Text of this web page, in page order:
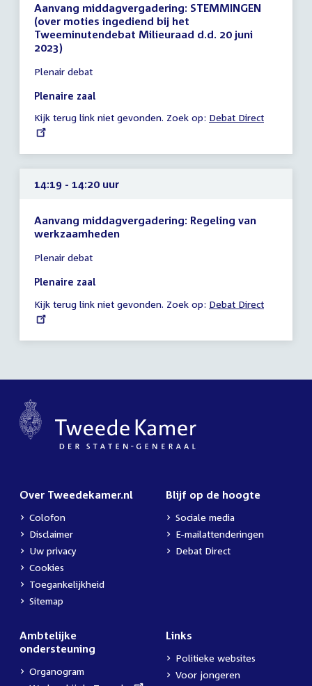
Aanvang middagvergadering: STEMMINGEN
(over moties ingediend bij het
Tweeminutendebat Milieuraad d.d. 20 juni
2023)
vergadering
14:15
14:19
uur
Plenair debat
Plenaire zaal
Kijk terug link niet gevonden. Zoek op: External
Debat Direct
14:19 - 14:20 uur
Aanvang middagvergadering: Regeling van
werkzaamheden
vergadering
14:19
14:20
uur
Plenair debat
Plenaire zaal
Kijk terug link niet gevonden. Zoek op: External
Debat Direct
Over Tweedekamer.nl
Colofon
Disclaimer
Uw privacy
Cookies
Toegankelijkheid
Sitemap
Blijf op de hoogte
Sociale media
E-mailattenderingen
Debat Direct
Ambtelijke
ondersteuning
Organogram
Links
Politieke websites
Voor jongeren